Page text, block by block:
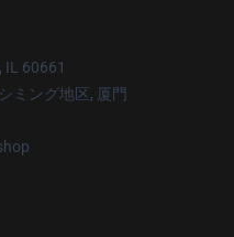
IL 60661
ミング地区, 厦門